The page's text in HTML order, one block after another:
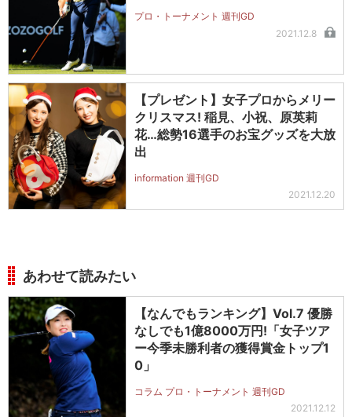
プロ・トーナメント 週刊GD
2021.12.8
【プレゼント】女子プロからメリー
クリスマス! 稲見、小祝、原英莉
花…総勢16選手のお宝グッズを大放
出
information 週刊GD
2021.12.20
あわせて読みたい
【なんでもランキング】Vol.7 優勝
なしでも1億8000万円!「女子ツア
ー今季未勝利者の獲得賞金トップ1
0」
コラム プロ・トーナメント 週刊GD
2021.12.12